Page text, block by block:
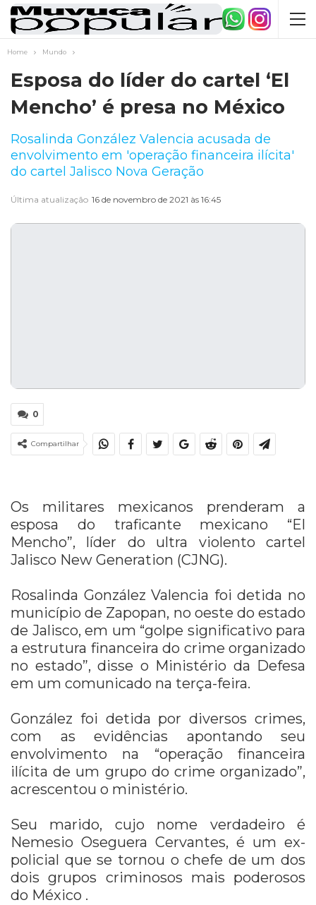
Home Mundo
Esposa do líder do cartel ‘El
Mencho’ é presa no México
Rosalinda González Valencia acusada de
envolvimento em 'operação financeira ilícita'
do cartel Jalisco Nova Geração
Última atualização 16 de novembro de 2021 às 16:45
0
Compartilhar
Os militares mexicanos prenderam a
esposa do traficante mexicano “El
Mencho”, líder do ultra violento cartel
Jalisco New Generation (CJNG).
Rosalinda González Valencia foi detida no
município de Zapopan, no oeste do estado
de Jalisco, em um “golpe significativo para
a estrutura financeira do crime organizado
no estado”, disse o Ministério da Defesa
em um comunicado na terça-feira.
González foi detida por diversos crimes,
com as evidências apontando seu
envolvimento na “operação financeira
ilícita de um grupo do crime organizado”,
acrescentou o ministério.
Seu marido, cujo nome verdadeiro é
Nemesio Oseguera Cervantes, é um ex-
policial que se tornou o chefe de um dos
dois grupos criminosos mais poderosos
do México .